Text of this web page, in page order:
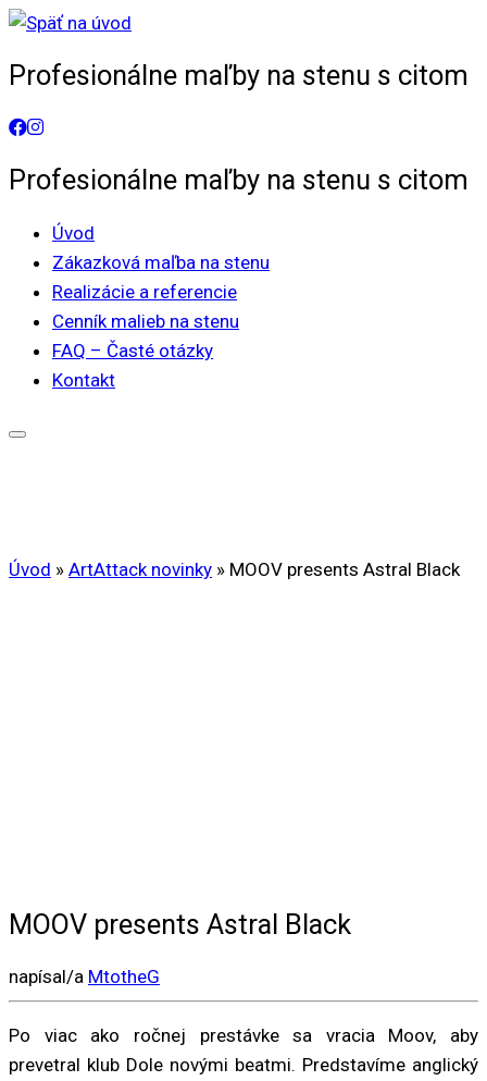
Skip
content
Profesionálne maľby na stenu s citom
Profesionálne maľby na stenu s citom
Úvod
Zákazková maľba na stenu
Realizácie a referencie
Cenník malieb na stenu
FAQ – Časté otázky
Kontakt
Úvod » ArtAttack novinky » MOOV presents Astral Black
MOOV presents Astral Black
napísal/a MtotheG
Po viac ako ročnej prestávke sa vracia Moov, aby
prevetral klub Dole novými beatmi. Predstavíme anglický